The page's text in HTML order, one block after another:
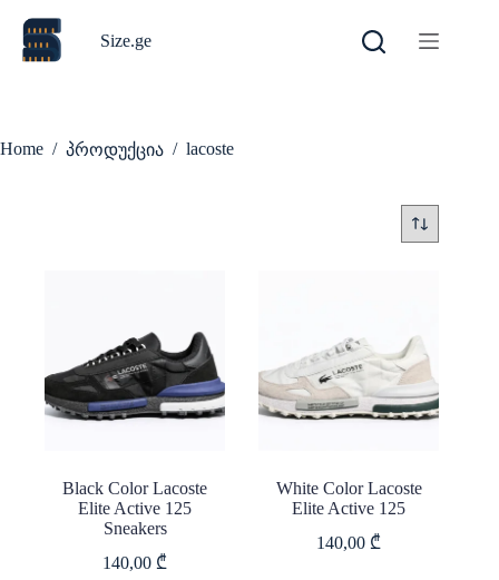
content
Size.ge
Home / პროდუქცია / lacoste
Black Color Lacoste
Elite Active 125
Sneakers
140,00 ₾
White Color Lacoste
Elite Active 125
140,00 ₾